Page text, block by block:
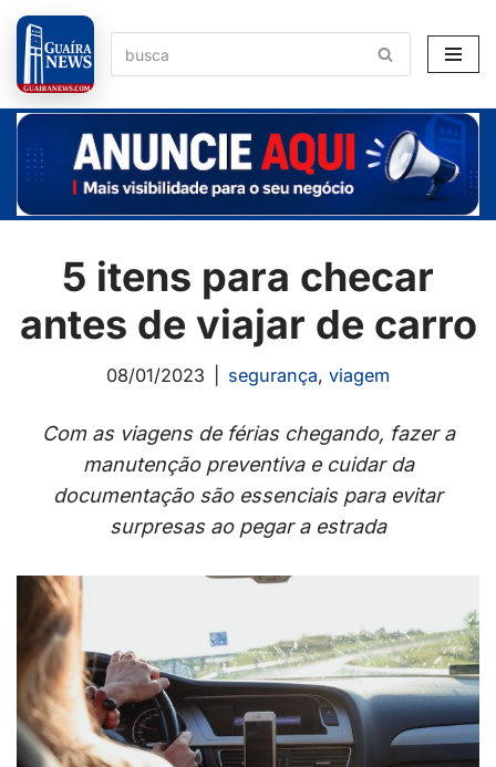
Pular
para
o
conteúdo
5 itens para checar
antes de viajar de carro
08/01/2023 segurança, viagem
Com as viagens de férias chegando, fazer a
manutenção preventiva e cuidar da
documentação são essenciais para evitar
surpresas ao pegar a estrada